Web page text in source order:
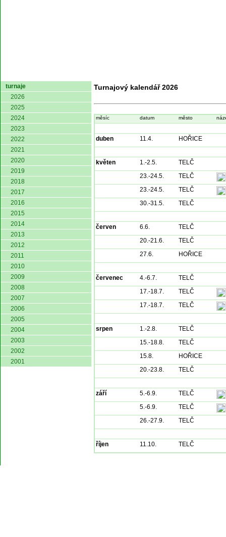
turnaje
2026
2025
2024
2023
2022
2021
2020
2019
2018
2017
2016
2015
2014
2013
2012
2011
2010
2009
2008
2007
2006
2005
2004
2003
2002
2001
Turnajový kalendář 2026
měsíc datum město
duben 11.4. HOŘICE
květen 1.-2.5.
TELČ
23.-24.5.
TELČ
23.-24.5.
TELČ
30.-31.5.
TELČ
červen 6.6.
TELČ
20.-21.6.
TELČ
27.6.
HOŘICE
červenec 4.-6.7.
TELČ
17.-18.7.
TELČ
17.-18.7.
TELČ
srpen 1.-2.8.
TELČ
15.-18.8.
TELČ
15.8.
HOŘICE
20.-23.8.
TELČ
září 5.-6.9.
TELČ
5.-6.9.
TELČ
26.-27.9.
TELČ
říjen 11.10. TELČ